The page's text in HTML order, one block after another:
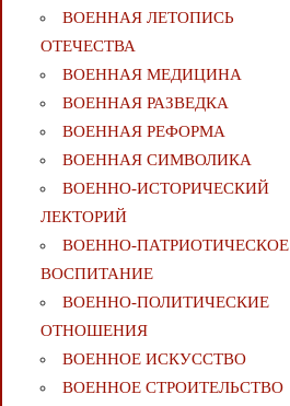
ВОЕННАЯ ЛЕТОПИСЬ
ОТЕЧЕСТВА
ВОЕННАЯ МЕДИЦИНА
ВОЕННАЯ РАЗВЕДКА
ВОЕННАЯ РЕФОРМА
ВОЕННАЯ СИМВОЛИКА
ВОЕННО-ИСТОРИЧЕСКИЙ
ЛЕКТОРИЙ
ВОЕННО-ПАТРИОТИЧЕСКОЕ
ВОСПИТАНИЕ
ВОЕННО-ПОЛИТИЧЕСКИE
ОТНОШЕНИЯ
ВОЕННОЕ ИСКУССТВО
ВОЕННОЕ СТРОИТЕЛЬСТВО